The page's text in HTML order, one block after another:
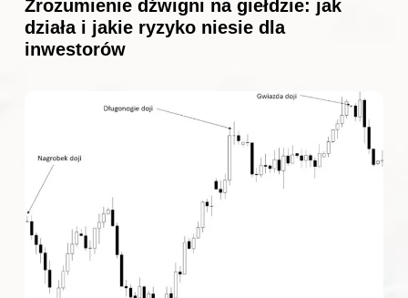
Zrozumienie dźwigni na giełdzie: jak
działa i jakie ryzyko niesie dla
inwestorów